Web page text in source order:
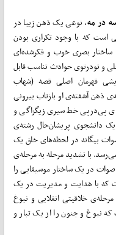
در مه، نوعی یک ذهن زیبا در
است که با وجود تکراری بودن
ساختار بصری خوب و فکرشده‌ای
و تودرتوی حوادث تناسب قابل
قهرمان اصلی قصه (شهاب
ذهن آشفته‌ی او بازتاب بیرونی
پی‌درپی خط سیری زیگزاگی و
دانشجوی پریشان‌حال رشته‌ی
بیگانه در لحظه‌های خلق یک
با تشدید مرحله به مرحله‌ی
در یک ساختار موسیقایی را
که با هدایت و مدیریت در یک
خلاقیتی انقلابی و نبوغ
نبوغ و جنون را از یک تبار و